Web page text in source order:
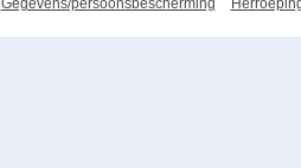
Gegevens/persoonsbescherming